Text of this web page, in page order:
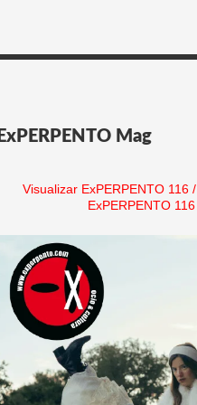
Mag
Visualizar ExPERPENTO 116 /
ExPERPENTO 116